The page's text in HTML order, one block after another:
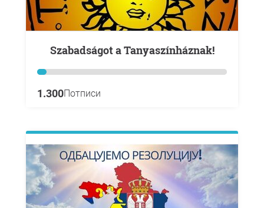
Szabadságot a Tanyaszínháznak!
1.300Потписи